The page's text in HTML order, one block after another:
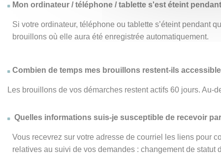
Mon ordinateur / téléphone / tablette s'est éteint
Si votre ordinateur, téléphone ou tablette s’éteint pendant
brouillons où elle aura été enregistrée automatiquement.
Combien de temps mes brouillons restent-ils
Les brouillons de vos démarches restent actifs 60 jours.
Quelles informations suis-je susceptible de recevoir
Vous recevrez sur votre adresse de courriel les liens pour
relatives au suivi de vos demandes : changement de statut